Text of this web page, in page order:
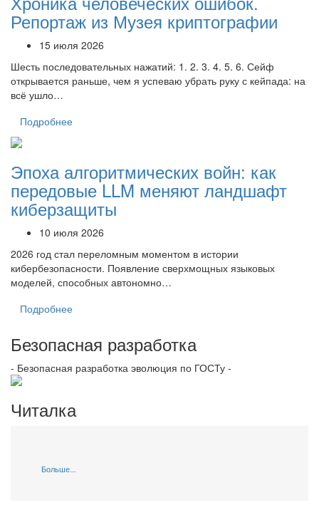
Репортаж из Музея криптографии
15 июля 2026
Шесть последовательных нажатий: 1. 2. 3. 4. 5. 6. Сейф
открывается раньше, чем я успеваю убрать руку с кейпада: на
всё ушло…
Подробнее
Эпоха алгоритмических войн: как
передовые LLM меняют ландшафт
киберзащиты
10 июля 2026
2026 год стал переломным моментом в истории
кибербезопасности. Появление сверхмощных языковых
моделей, способных автономно…
Подробнее
Безопасная разработка
- Безопасная разработка эволюция по ГОСТу -
Читалка
Больше...